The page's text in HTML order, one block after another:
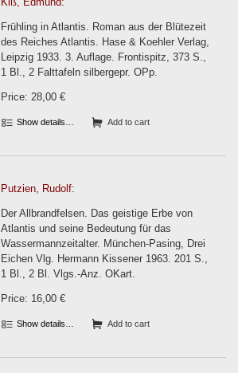
Frühling in Atlantis. Roman aus der Blütezeit
des Reiches Atlantis. Hase & Koehler Verlag,
Leipzig 1933. 3. Auflage. Frontispitz, 373 S.,
1 Bl., 2 Falttafeln silbergepr. OPp.
Price: 28,00 €
Show details… Add to cart
Putzien, Rudolf:
Der Allbrandfelsen. Das geistige Erbe von
Atlantis und seine Bedeutung für das
Wassermannzeitalter. München-Pasing, Drei
Eichen Vlg. Hermann Kissener 1963. 201 S.,
1 Bl., 2 Bl. Vlgs.-Anz. OKart.
Price: 16,00 €
Show details… Add to cart